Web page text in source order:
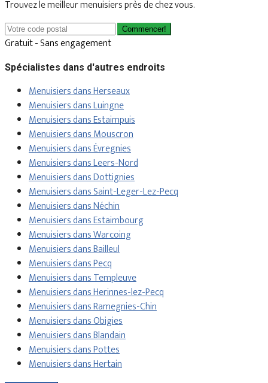
Trouvez le meilleur menuisiers près de chez vous.
Commencer!
Gratuit - Sans engagement
Spécialistes dans d'autres endroits
Menuisiers dans Herseaux
Menuisiers dans Luingne
Menuisiers dans Estaimpuis
Menuisiers dans Mouscron
Menuisiers dans Évregnies
Menuisiers dans Leers-Nord
Menuisiers dans Dottignies
Menuisiers dans Saint-Leger-Lez-Pecq
Menuisiers dans Néchin
Menuisiers dans Estaimbourg
Menuisiers dans Warcoing
Menuisiers dans Bailleul
Menuisiers dans Pecq
Menuisiers dans Templeuve
Menuisiers dans Herinnes-lez-Pecq
Menuisiers dans Ramegnies-Chin
Menuisiers dans Obigies
Menuisiers dans Blandain
Menuisiers dans Pottes
Menuisiers dans Hertain